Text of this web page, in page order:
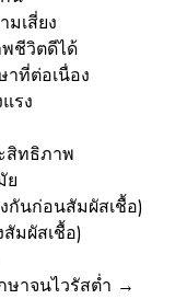
มเสี่ยง
ชีวิตดีได้
าที่ต่อเนื่อง
รง
สิทธิภาพ
ย
งกันก่อนสัมผัสเชื้อ)
สัมผัสเชื้อ)
ษาจนไวรัสต่ำ →